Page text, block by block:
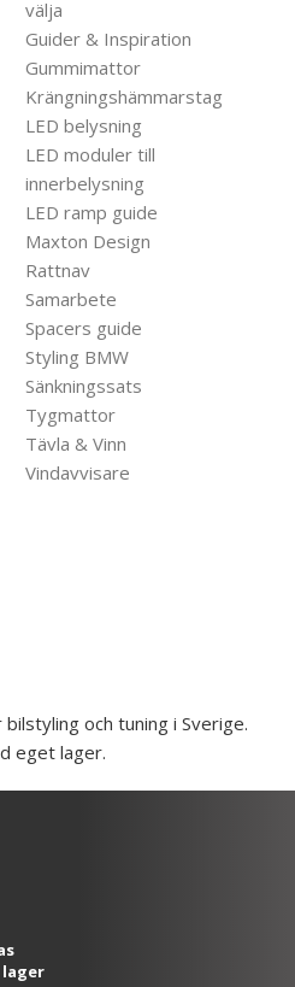
välja
Guider & Inspiration
Gummimattor
Krängningshämmarstag
LED belysning
LED moduler till
innerbelysning
LED ramp guide
Maxton Design
Rattnav
Samarbete
Spacers guide
Styling BMW
Sänkningssats
Tygmattor
Tävla & Vinn
Vindavvisare
och tuning i Sverige.
eget lager.